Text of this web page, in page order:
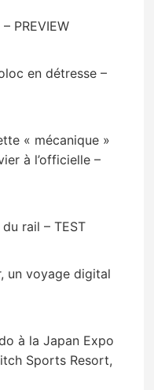
PREVIEW
en détresse –
« mécanique »
à l’officielle –
rail – TEST
un voyage digital
à la Japan Expo
Sports Resort,